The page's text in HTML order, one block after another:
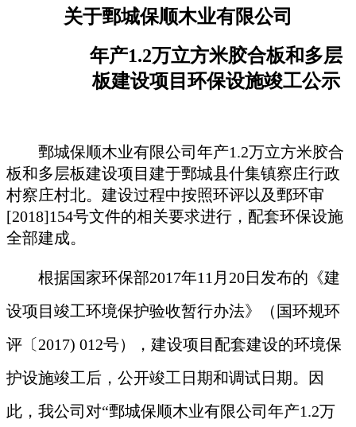
关于鄄城保顺木业有限公司
年产1.2万立方米胶合板和多层
板建设项目环保设施竣工公示
鄄城保顺木业有限公司年产1.2万立方米胶合
板和多层板建设项目 建于鄄城县什集镇察庄行政
村察庄村北。 建设过程中按照环评以及鄄环审
[2018]154号文件的相关要求进行，配套环保设施
全部建成。
根据国家环保部2017年11月20日发布的《建
设项目竣工环境保护验收暂行办法》（国环规环
评〔2017) 012号），建设项目配套建设的环境保
护设施竣工后，公开竣工日期和调试日期。因
此，我公司对“鄄城保顺木业有限公司年产1.2万